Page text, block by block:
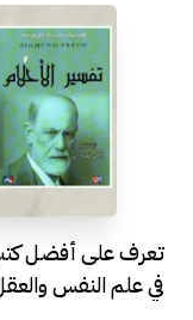
تعرف على أفضل
في علم النفس